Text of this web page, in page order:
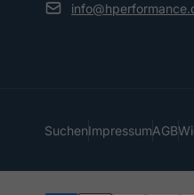
SuchenImpressumAGB